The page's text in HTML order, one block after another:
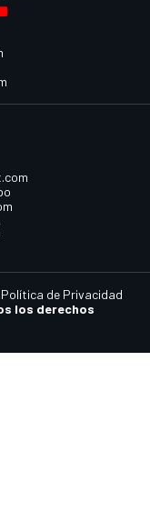
los derechos
Política de Privacidad